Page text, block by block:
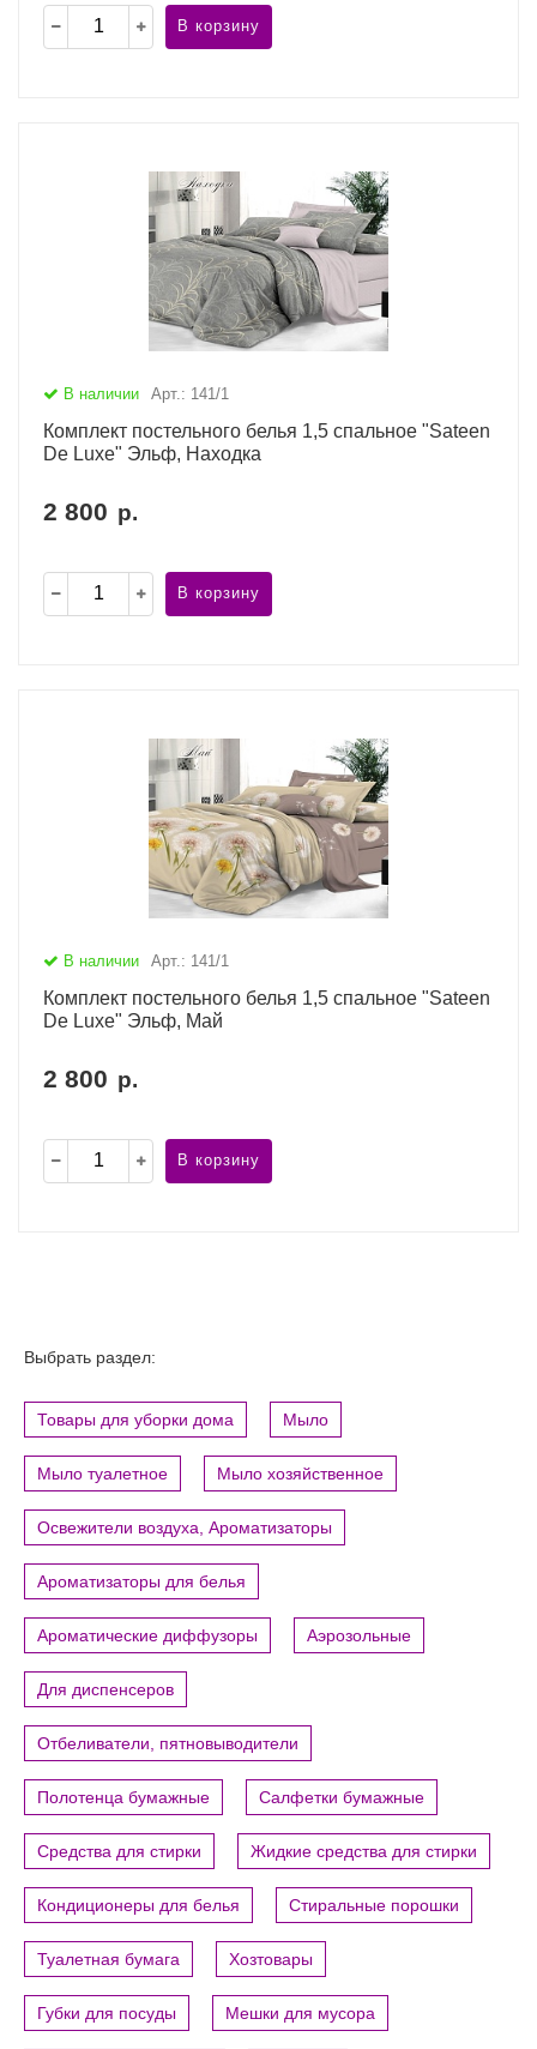
В корзину
В наличии Арт.: 141/1
Комплект постельного белья 1,5 спальное "Sateen
De Luxe" Эльф, Находка
2 800 р.
В корзину
В наличии Арт.: 141/1
Комплект постельного белья 1,5 спальное "Sateen
De Luxe" Эльф, Май
2 800 р.
В корзину
Выбрать раздел:
Товары для уборки дома Мыло
Мыло туалетное Мыло хозяйственное
Освежители воздуха, Ароматизаторы
Ароматизаторы для белья
Ароматические диффузоры Аэрозольные
Для диспенсеров
Отбеливатели, пятновыводители
Полотенца бумажные Салфетки бумажные
Средства для стирки Жидкие средства для стирки
Кондиционеры для белья Стиральные порошки
Туалетная бумага Хозтовары
Губки для посуды Мешки для мусора